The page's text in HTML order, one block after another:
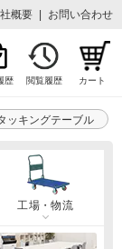
概要 お問い合わせ
歴 閲覧履歴 カート
ッキングテーブル
工場・物流